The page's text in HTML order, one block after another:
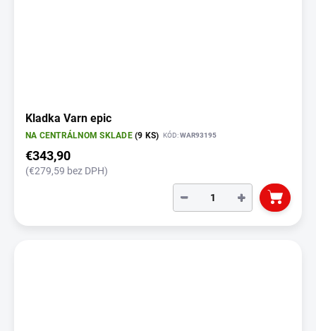
Kladka Varn epic
NA CENTRÁLNOM SKLADE(9 KS) KÓD:WAR93195
€343,90
(€279,59 bez DPH)
+
−